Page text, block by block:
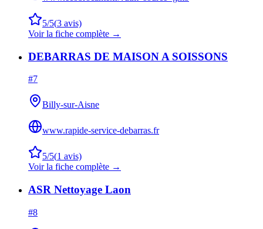
5/5(3 avis)
Voir la fiche complète →
DEBARRAS DE MAISON A SOISSONS
#7
Billy-sur-Aisne
www.rapide-service-debarras.fr
5/5(1 avis)
Voir la fiche complète →
ASR Nettoyage Laon
#8